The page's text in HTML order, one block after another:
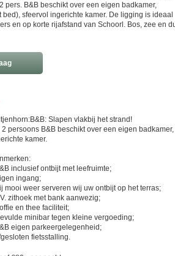
pers. B&B beschikt over een eigen badkamer,
sfeervol ingerichte kamer. De ligging is ideaal
en op korte rijafstand van Schoorl. Bos, zee en
Slapen vlakbij het strand!
2 persoons B&B beschikt over een eigen
kamer.
inclusief ontbijt met leefruimte;
ingang;
mooi weer serveren wij uw ontbijt op het terras;
zithoek met bank aanwezig;
en thee faciliteit;
minibar tegen kleine vergoeding;
eigen parkeergelegenheid;
fietsstalling.